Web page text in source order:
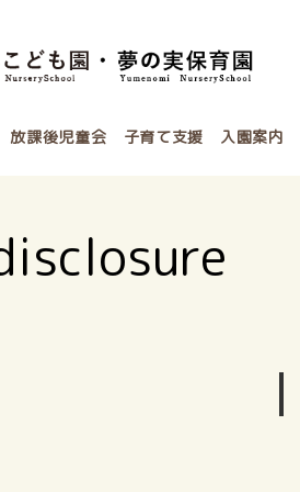
放課後児童会 子育て支援 入園案内